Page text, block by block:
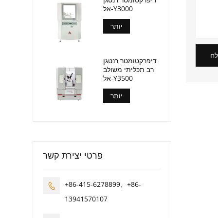
אל-Y3000
יותר
דיפרקטומטר רנטגן
רב תכליתי משולב
אל-Y3500
יותר
פרטי יצירת קשר

+86-415-6278899、+86-
13941570107